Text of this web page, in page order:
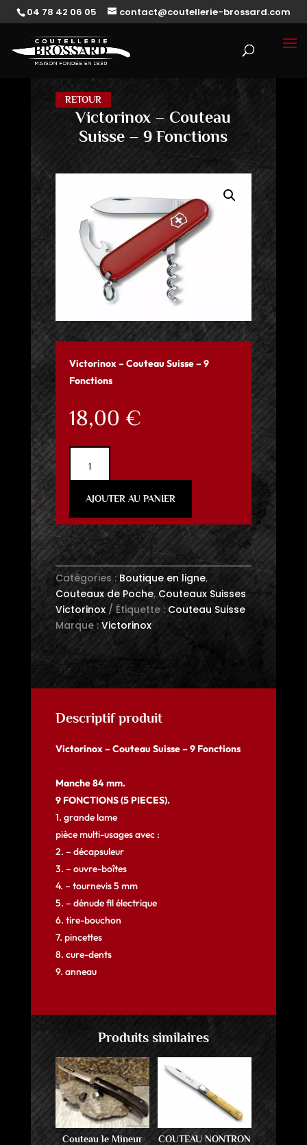
04 78 42 06 05 contact@coutellerie-brossard.com
RETOUR
Victorinox – Couteau
Suisse – 9 Fonctions
Victorinox – Couteau Suisse – 9
Fonctions
18,00 €
Couteau
Suisse
9
Fonctions
AJOUTER AU PANIER
Catégories :Boutique en ligne,
Couteaux de Poche,Couteaux Suisses
Victorinox
Étiquette : Couteau Suisse
Marque :Victorinox
Descriptif produit
Victorinox – Couteau Suisse – 9 Fonctions
Manche 84 mm.
9 FONCTIONS (5 PIECES).
1. grande lame
pièce multi-usages avec :
2. – décapsuleur
3. – ouvre-boîtes
4. – tournevis 5 mm
5. – dénude fil électrique
6. tire-bouchon
7. pincettes
8. cure-dents
9. anneau
Produits similaires
Couteau le Mineur
COUTEAU NONTRON